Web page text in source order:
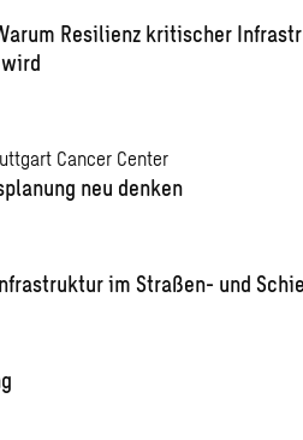
Re­si­li­enz kri­ti­scher
neu den­ken
im Stra­ßen- und